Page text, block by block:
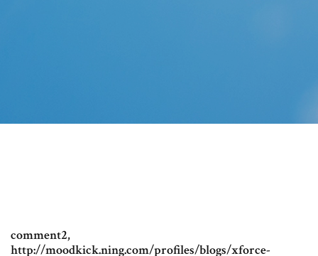
comment2,
http://moodkick.ning.com/profiles/blogs/xforce-